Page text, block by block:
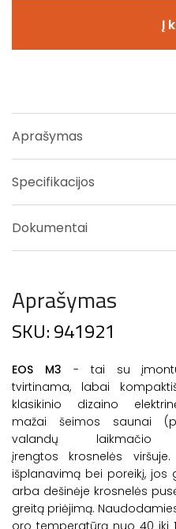
Į
Aprašymas
Specifikacijos
Dokumentai
Aprašymas
SKU: 941921
EOS M3 - tai su
tvirtinama, labai
klasikinio dizaino
mažai šeimos saunai
valandų laikmačio
įrengtos krosnelės
išplanavimą bei poreikį,
arba dešinėje krosnelės
greitą priėjimą.
oro temperatūrą nuo 40 iki